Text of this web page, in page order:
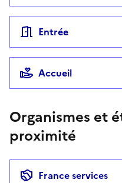
Entrée
Accueil
Organismes et
proximité
France services